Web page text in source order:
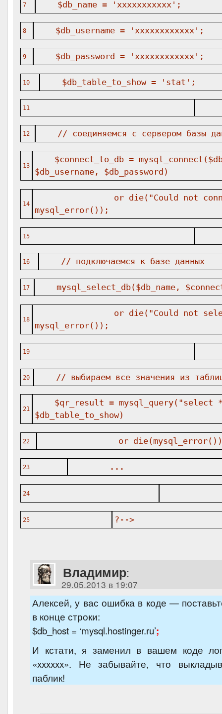
7 $db_name = 'xxxxxxxxxxx';
8 $db_username = 'xxxxxxxxxxxx';
9 $db_password = 'xxxxxxxxxxxx';
10 $db_table_to_show = 'stat';
11
12 // соединяемся с сервером базы
13
$connect_to_db =
$db_username, $db_password)
14
or die("Could not
mysql_error());
15
16 // подключаемся к базе данных
17 mysql_select_db($db_name,
18
or die("Could not
mysql_error());
19
20 // выбираем все значения из
21
$qr_result =
$db_table_to_show)
22 or
23 ...
24
25 ?-->
Владимир:
29.05.2013 в 19:07
Алексей, у вас ошибка в коде —
в конце строки:
$db_host = ‘mysql.hostinger.ru’;
И кстати, я заменил в вашем коде
«xxxxxx». Не забывайте, что
паблик!